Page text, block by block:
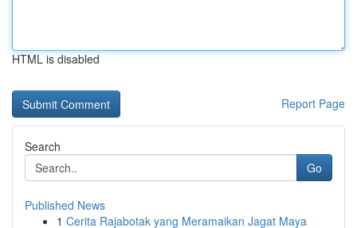
HTML is disabled
Report Page
Search
Go
Published News
1 Cerita Rajabotak yang Meramaikan Jagat Maya